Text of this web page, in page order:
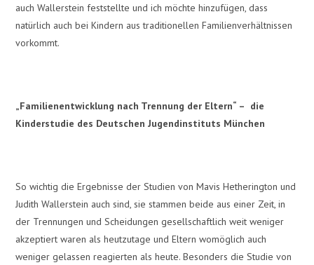
auch Wallerstein feststellte und ich möchte hinzufügen, dass
natürlich auch bei Kindern aus traditionellen Familienverhältnissen
vorkommt.
„Familienentwicklung nach Trennung der Eltern“ – die
Kinderstudie des Deutschen Jugendinstituts München
So wichtig die Ergebnisse der Studien von Mavis Hetherington und
Judith Wallerstein auch sind, sie stammen beide aus einer Zeit, in
der Trennungen und Scheidungen gesellschaftlich weit weniger
akzeptiert waren als heutzutage und Eltern womöglich auch
weniger gelassen reagierten als heute. Besonders die Studie von